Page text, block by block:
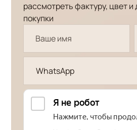
рассмотреть фактуру, цвет
покупки
WhatsApp